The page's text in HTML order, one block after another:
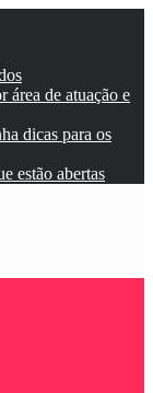
área de atuação e
dicas para os
estão abertas